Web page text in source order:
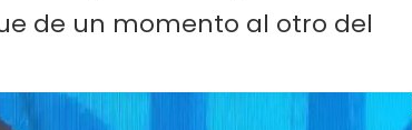
de un momento al otro del